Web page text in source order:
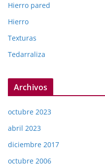
Hierro pared
Hierro
Texturas
Tedarraliza
Archivos
octubre 2023
abril 2023
diciembre 2017
octubre 2006